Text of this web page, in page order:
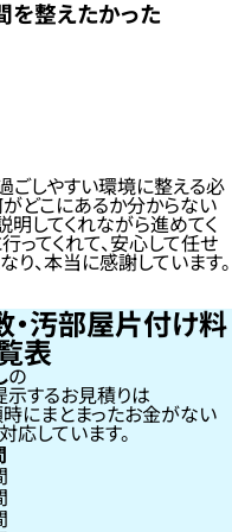
整えたかった
ごしやすい環境に整える必
どこにあるか分からない
明してくれながら進めてく
ってくれて、安心して任せ
、本当に感謝しています。
汚部屋片付け料
表
の
するお見積りは
にまとまったお金がない
応しています。